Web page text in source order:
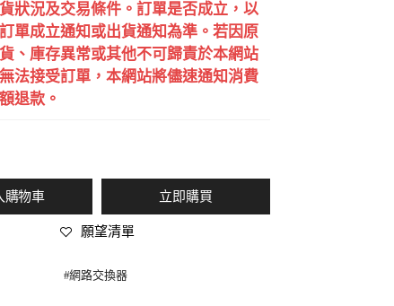
狀況及交易條件。訂單是否成立，以
單成立通知或出貨通知為準。若因原
、庫存異常或其他不可歸責於本網站
法接受訂單，本網站將儘速通知消費
退款。
購物車 立即購買
願望清單
#網路交換器